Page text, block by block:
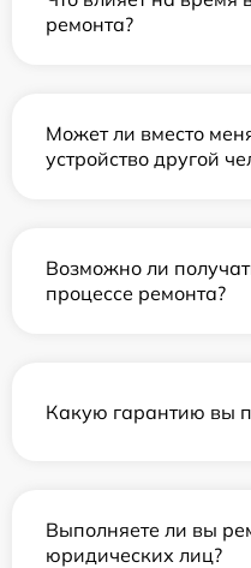
ремонта?
Может ли вместо
устройство другой
Возможно ли
процессе ремонта?
Какую гарантию вы
Выполняете ли вы
юридических лиц?